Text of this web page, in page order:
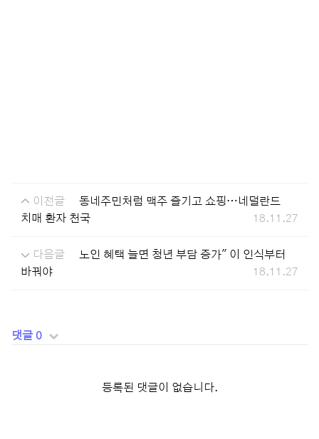
이전글
동네주민처럼 맥주 즐기고 쇼핑…네덜란드
치매 환자 천국
18.11.27
다음글
노인 혜택 늘면 청년 부담 증가" 이 인식부터
바꿔야
18.11.27
댓글 0
등록된 댓글이 없습니다.